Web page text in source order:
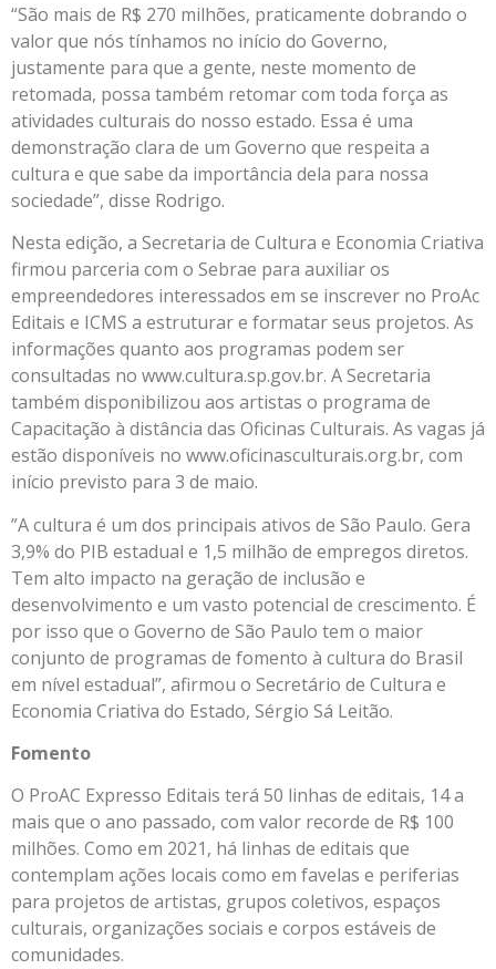
“São mais de R$ 270 milhões, praticamente dobrando o
valor que nós tínhamos no início do Governo,
justamente para que a gente, neste momento de
retomada, possa também retomar com toda força as
atividades culturais do nosso estado. Essa é uma
demonstração clara de um Governo que respeita a
cultura e que sabe da importância dela para nossa
sociedade”, disse Rodrigo.
Nesta edição, a Secretaria de Cultura e Economia Criativa
firmou parceria com o Sebrae para auxiliar os
empreendedores interessados em se inscrever no ProAc
Editais e ICMS a estruturar e formatar seus projetos. As
informações quanto aos programas podem ser
consultadas no www.cultura.sp.gov.br. A Secretaria
também disponibilizou aos artistas o programa de
Capacitação à distância das Oficinas Culturais. As vagas já
estão disponíveis no www.oficinasculturais.org.br, com
início previsto para 3 de maio.
”A cultura é um dos principais ativos de São Paulo. Gera
3,9% do PIB estadual e 1,5 milhão de empregos diretos.
Tem alto impacto na geração de inclusão e
desenvolvimento e um vasto potencial de crescimento. É
por isso que o Governo de São Paulo tem o maior
conjunto de programas de fomento à cultura do Brasil
em nível estadual”, afirmou o Secretário de Cultura e
Economia Criativa do Estado, Sérgio Sá Leitão.
Fomento
O ProAC Expresso Editais terá 50 linhas de editais, 14 a
mais que o ano passado, com valor recorde de R$ 100
milhões. Como em 2021, há linhas de editais que
contemplam ações locais como em favelas e periferias
para projetos de artistas, grupos coletivos, espaços
culturais, organizações sociais e corpos estáveis de
comunidades.